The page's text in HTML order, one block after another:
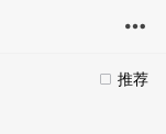
推荐